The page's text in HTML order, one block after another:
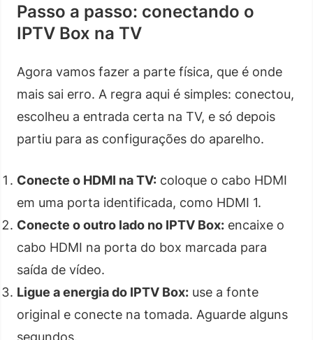
Passo a passo: conectando o
IPTV Box na TV
Agora vamos fazer a parte física, que é onde
mais sai erro. A regra aqui é simples: conectou,
escolheu a entrada certa na TV, e só depois
partiu para as configurações do aparelho.
Conecte o HDMI na TV: coloque o cabo HDMI
em uma porta identificada, como HDMI 1.
Conecte o outro lado no IPTV Box: encaixe o
cabo HDMI na porta do box marcada para
saída de vídeo.
Ligue a energia do IPTV Box: use a fonte
original e conecte na tomada. Aguarde alguns
segundos.